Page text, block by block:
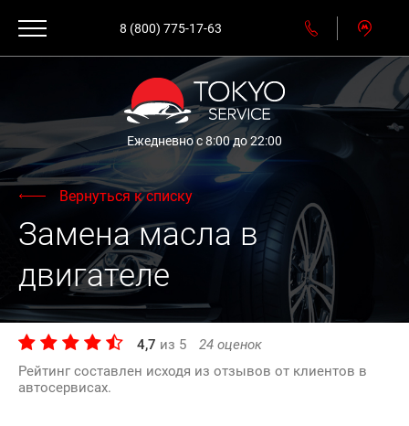
8 (800) 775-17-63
Ежедневно с 8:00 до 22:00
Вернуться к списку
Замена масла в
двигателе
4,7 из 5 24 оценок
Рейтинг составлен исходя из отзывов от клиентов в
автосервисах.